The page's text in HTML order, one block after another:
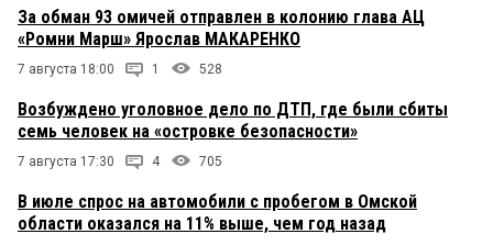
За обман 93 омичей отправлен в колонию глава АЦ
«Ромни Марш» Ярослав МАКАРЕНКО
7 августа 18:00 1 528
Возбуждено уголовное дело по ДТП, где были сбиты
семь человек на «островке безопасности»
7 августа 17:30 4 705
В июле спрос на автомобили с пробегом в Омской
области оказался на 11% выше, чем год назад